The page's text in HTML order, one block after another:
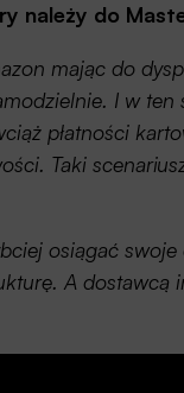
należy do
mając do
I w ten
płatności
Taki
osiągać
A dostawcą